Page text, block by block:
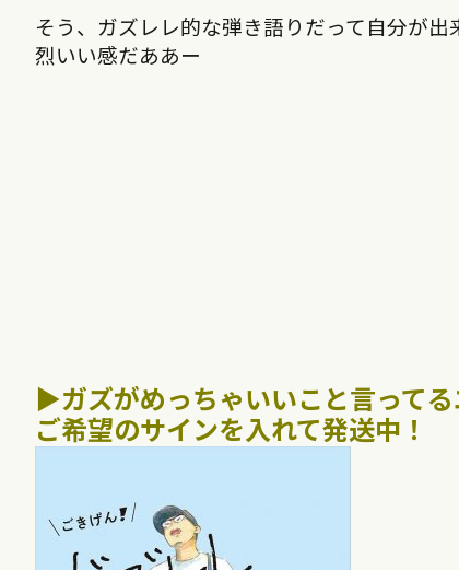
そう、ガズレレ的な弾き語りだって自分が
烈いい感だああー
▶︎ガズがめっちゃいいこと言ってる
ご希望のサインを入れて発送中！